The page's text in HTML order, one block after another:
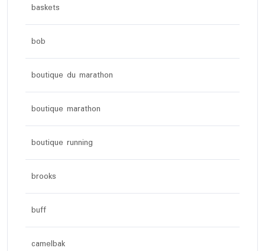
baskets
bob
boutique du marathon
boutique marathon
boutique running
brooks
buff
camelbak